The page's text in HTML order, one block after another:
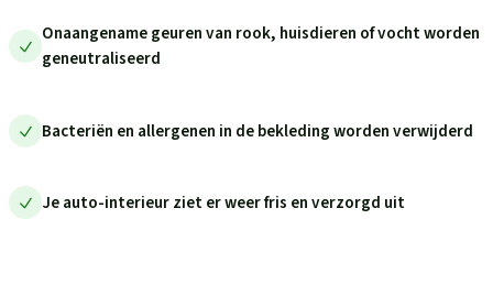
Onaangename geuren van rook, huisdieren of vocht worden
geneutraliseerd
Bacteriën en allergenen in de bekleding worden verwijderd
Je auto-interieur ziet er weer fris en verzorgd uit